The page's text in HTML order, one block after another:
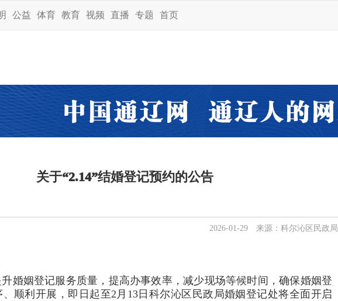
公益 体育 教育 视频 直播 专题 首页
关于“2.14”结婚登记预约的公告
2026-01-29 来源：科尔沁区民政局
婚姻登记服务质量，提高办事效率，减少现场等候时间，确保婚姻登
顺利开展，即日起至2月13日科尔沁区民政局婚姻登记处将全面开启